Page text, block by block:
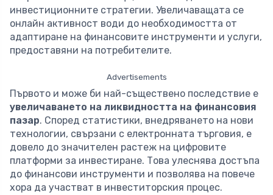
инвестиционните стратегии. Увеличаващата се
онлайн активност води до необходимостта от
адаптиране на финансовите инструменти и услуги,
предоставяни на потребителите.
Advertisements
Първото и може би най-съществено последствие е
увеличаването на ликвидността на финансовия
пазар. Според статистики, внедряването на нови
технологии, свързани с електронната търговия, е
довело до значителен растеж на цифровите
платформи за инвестиране. Това улеснява достъпа
до финансови инструменти и позволява на повече
хора да участват в инвеститорския процес.